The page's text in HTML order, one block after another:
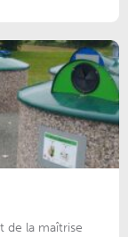
de la maîtrise